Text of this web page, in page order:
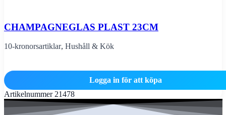
CHAMPAGNEGLAS PLAST 23CM
10-kronorsartiklar, Hushåll & Kök
Logga in för att köpa
Artikelnummer 21478